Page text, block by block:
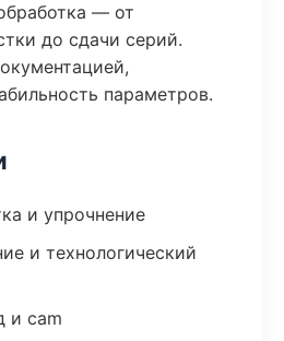
— от
до сдачи серий.
параметров.
и упрочнение
и технологический
и cam